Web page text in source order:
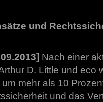
und
Nach einer
D. Little und eco
mehr als 10
und das